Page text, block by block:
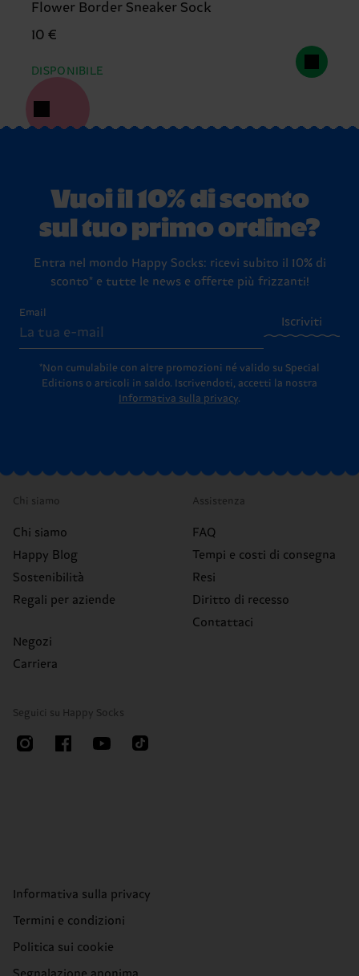
Flower Border Sneaker Sock
10 €
DISPONIBILE
Vuoi il 10% di sconto
sul tuo primo ordine?
Entra nel mondo Happy Socks: ricevi subito il 10% di
sconto* e tutte le news e offerte più frizzanti!
Email
Iscriviti
*Non cumulabile con altre promozioni né valido su Special
Editions o articoli in saldo.
Iscrivendoti, accetti la nostra
Informativa sulla privacy.
Chi siamo
Chi siamo
Happy Blog
Sostenibilità
Regali per aziende
Negozi
Carriera
Assistenza
FAQ
Tempi e costi di consegna
Resi
Diritto di recesso
Contattaci
Seguici su Happy Socks
Informativa sulla privacy
Termini e condizioni
Politica sui cookie